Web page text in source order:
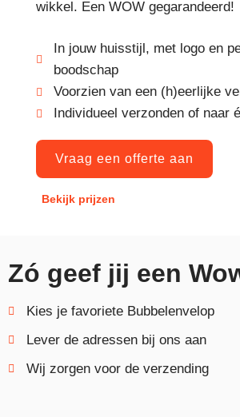
wikkel. Een WOW gegarandeerd!
In jouw huisstijl, met logo en
boodschap
Voorzien van een (h)eerlijke
Individueel verzonden of naar
Vraag een offerte aan
Bekijk prijzen
Zó geef jij een
Kies je favoriete Bubbelenvelop
Lever de adressen bij ons aan
Wij zorgen voor de verzending